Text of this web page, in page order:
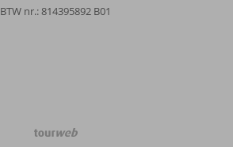
BTW nr.: 814395892 B01
TourWeb